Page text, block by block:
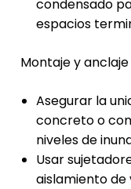
condensado
espacios
Montaje y anclaje
Asegurar la
concreto o
niveles de
Usar
aislamiento de